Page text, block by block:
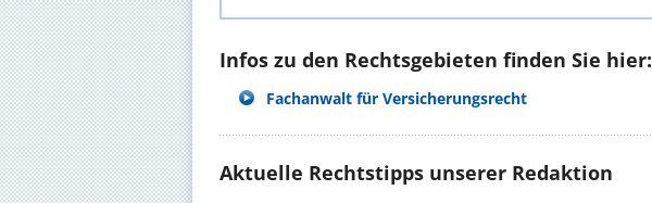
Infos zu den Rechtsgebieten finden Sie hier:
Fachanwalt für Versicherungsrecht
Aktuelle Rechtstipps unserer Redaktion